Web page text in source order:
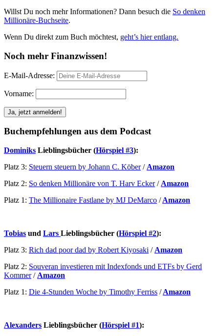
Willst Du noch mehr Informationen? Dann besuch die So denken
Millionäre-Buchseite.
Wenn Du direkt zum Buch möchtest, geht’s hier entlang.
Noch mehr Finanzwissen!
E-Mail-Adresse:
Vorname:
Buchempfehlungen aus dem Podcast
Dominiks Lieblingsbücher (Hörspiel #3):
Platz 3: Steuern steuern by Johann C. Köber/ Amazon
Platz 2: So denken Millionäre von T. Harv Ecker/ Amazon
Platz 1: The Millionaire Fastlane by MJ DeMarco / Amazon
Tobias und Lars Lieblingsbücher (Hörspiel #2):
Platz 3: Rich dad poor dad by Robert Kiyosaki / Amazon
Platz 2: Souveran investieren mit Indexfonds und ETFs by Gerd
Kommer/ Amazon
Platz 1: Die 4-Stunden Woche by Timothy Ferriss / Amazon
Alexanders Lieblingsbücher (Hörspiel #1):